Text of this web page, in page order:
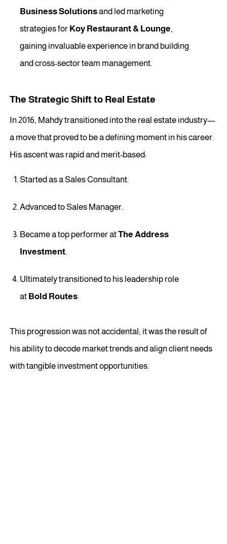
Business Solutionsand led marketing
strategies for Koy Restaurant & Lounge,
gaining invaluable experience in brand building
and cross-sector team management.
The Strategic Shift to Real Estate
In 2016, Mahdy transitioned into the real estate industry—
a move that proved to be a defining moment in his career.
His ascent was rapid and merit-based:
Started as a Sales Consultant.
Advanced to Sales Manager.
Became a top performer atThe Address
Investment.
Ultimately transitioned to his leadership role
at Bold Routes.
This progression was not accidental; it was the result of
his ability to decode market trends and align client needs
with tangible investment opportunities.